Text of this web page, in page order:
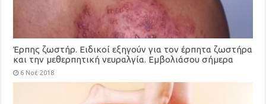
Έρπης ζωστήρ. Ειδικοί εξηγούν για τον έρπητα ζωστήρα
και την μεθερπητική νευραλγία. Εμβολιάσου σήμερα
(video)
6 Νοέ 2018